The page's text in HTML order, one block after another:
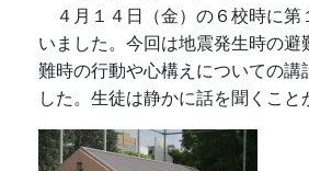
４月１４日（金）の６校時に第
いました。今回は地震発生時の避
難時の行動や心構えについての講
した。生徒は静かに話を聞くこと